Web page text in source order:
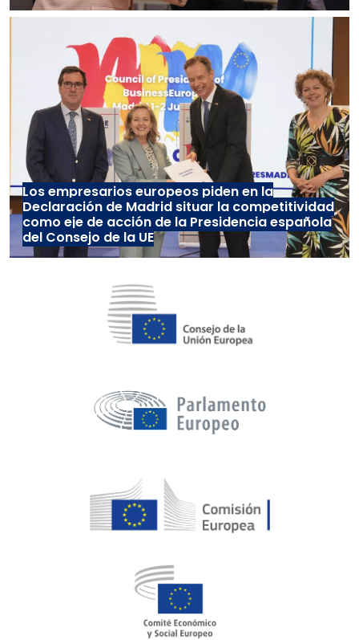
Los empresarios europeos piden en la
Declaración de Madrid situar la competitividad
como eje de acción de la Presidencia española
del Consejo de la UE